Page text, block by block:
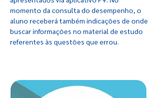
momento da consulta do desempenho, o
aluno receberá também indicações de onde
buscar informações no material de estudo
referentes às questões que errou.